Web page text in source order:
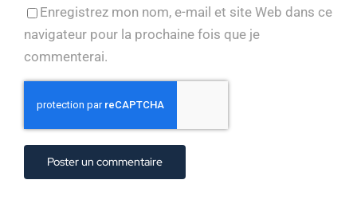
Enregistrez mon nom, e-mail et site Web dans ce
navigateur pour la prochaine fois que je
commenterai.